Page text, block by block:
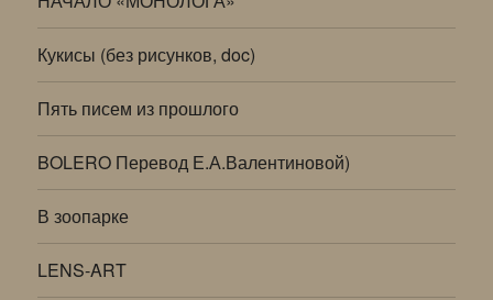
Кукисы (без рисунков, doc)
Пять писем из прошлого
BOLERO Перевод Е.А.Валентиновой)
В зоопарке
LENS-ART